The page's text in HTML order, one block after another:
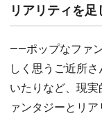
リアリティを足
――ポップなファ
しく思うご近所
いたりなど、現
ァンタジーとリ